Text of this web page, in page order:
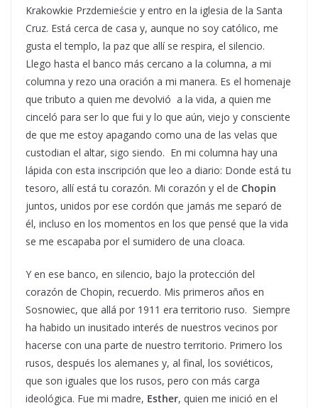
Krakowkie Przdemieście y entro en la iglesia de la Santa
Cruz. Está cerca de casa y, aunque no soy católico, me
gusta el templo, la paz que allí se respira, el silencio.
Llego hasta el banco más cercano a la columna, a mi
columna y rezo una oración a mi manera. Es el homenaje
que tributo a quien me devolvió a la vida, a quien me
cinceló para ser lo que fui y lo que aún, viejo y consciente
de que me estoy apagando como una de las velas que
custodian el altar, sigo siendo. En mi columna hay una
lápida con esta inscripción que leo a diario: Donde está tu
tesoro, allí está tu corazón. Mi corazón y el de Chopin
juntos, unidos por ese cordón que jamás me separó de
él, incluso en los momentos en los que pensé que la vida
se me escapaba por el sumidero de una cloaca.
Y en ese banco, en silencio, bajo la protección del
corazón de Chopin, recuerdo. Mis primeros años en
Sosnowiec, que allá por 1911 era territorio ruso. Siempre
ha habido un inusitado interés de nuestros vecinos por
hacerse con una parte de nuestro territorio. Primero los
rusos, después los alemanes y, al final, los soviéticos,
que son iguales que los rusos, pero con más carga
ideológica. Fue mi madre, Esther, quien me inició en el